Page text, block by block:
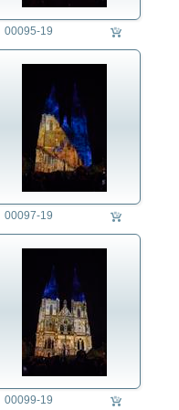
00095-19
00097-19
00099-19